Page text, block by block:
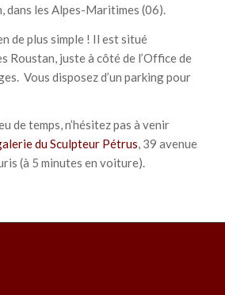
dans les Alpes-Maritimes (06).
de plus simple ! Il est situé
Roustan, juste à côté de l’Office de
Vous disposez d’un parking pour
de temps, n’hésitez pas à venir
du Sculpteur Pétrus, 39 avenue
(à 5 minutes en voiture).